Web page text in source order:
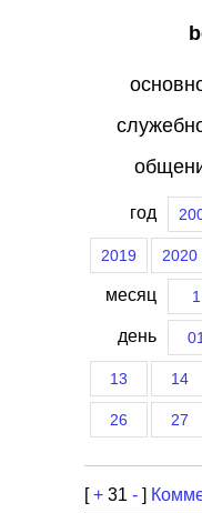
год
2019 2020
месяц 1
день 01
13 14
26 27
[+ 31 - ]